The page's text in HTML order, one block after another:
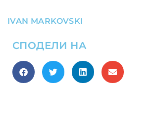
IVAN MARKOVSKI
СПОДЕЛИ НА